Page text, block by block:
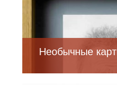
Необычные